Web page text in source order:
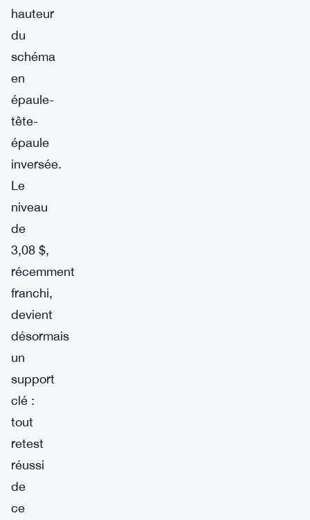
hauteur
du
schéma
en
épaule-
tête-
épaule
inversée.
Le
niveau
de
3,08 $,
récemment
franchi,
devient
désormais
un
support
clé :
tout
retest
réussi
de
ce